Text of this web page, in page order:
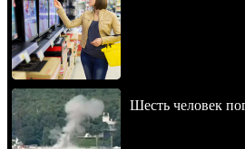
Шесть человек